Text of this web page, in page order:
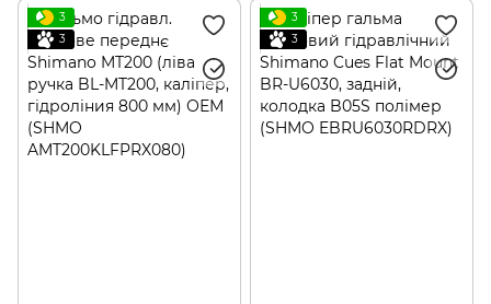
3
3
3
3